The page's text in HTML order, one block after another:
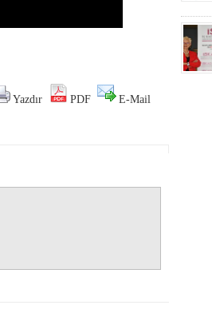
Yazdır PDF E-Mail